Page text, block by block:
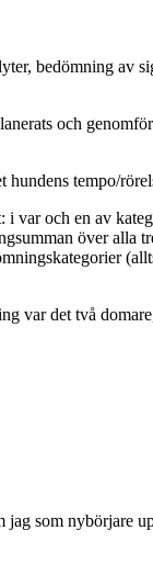
bedömning av
och
hundens tempo/
var och en av
över alla
det två
som nybörjare